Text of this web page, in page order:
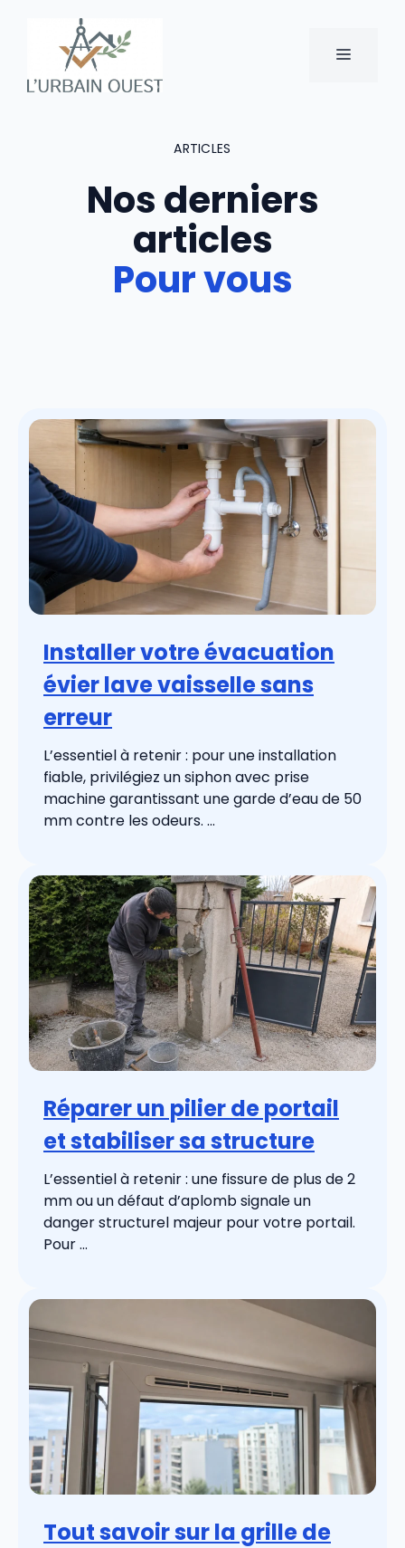
contenu
MENU
ARTICLES
Nos derniers
articles
Pour vous
Installer votre évacuation
évier lave vaisselle sans
erreur
L’essentiel à retenir : pour une installation
fiable, privilégiez un siphon avec prise
machine garantissant une garde d’eau de 50
mm contre les odeurs. ...
Réparer un pilier de portail
et stabiliser sa structure
L’essentiel à retenir : une fissure de plus de 2
mm ou un défaut d’aplomb signale un
danger structurel majeur pour votre portail.
Pour ...
Tout savoir sur la grille de